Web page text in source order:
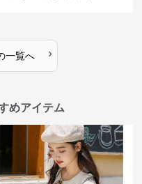
一覧へ ›
めアイテム